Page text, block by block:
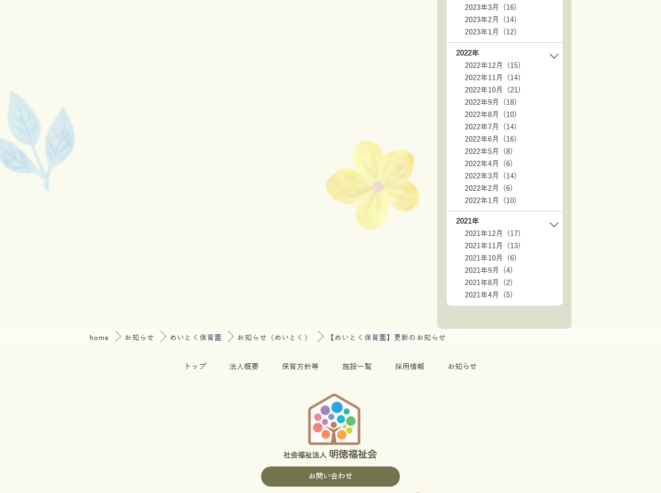
2023年3月 (16)
2023年2月 (14)
2023年1月 (12)
2022年
2022年12月 (15)
2022年11月 (14)
2022年10月 (21)
2022年9月 (18)
2022年8月 (10)
2022年7月 (14)
2022年6月 (16)
2022年5月 (8)
2022年4月 (6)
2022年3月 (14)
2022年2月 (6)
2022年1月 (10)
2021年
2021年12月 (17)
2021年11月 (13)
2021年10月 (6)
2021年9月 (4)
2021年8月 (2)
2021年4月 (5)
home お知らせ めいとく保育園 お知らせ（めいとく） 【めいとく保育園】更新のお知らせ
トップ 法人概要 保育方針等 施設一覧 採用情報 お知らせ
お問い合わせ